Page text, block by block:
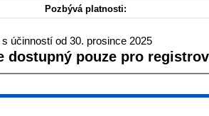
Pozbývá platnosti:
účinností od 30. prosince 2025
pouze pro